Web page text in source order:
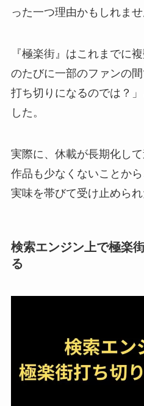
った一つ理由かもしれませ
『極楽街』はこれまでに
のたびに一部のファンの
打ち切りになるのでは？
した。
実際に、休載が長期化し
作品も少なくないことか
実味を帯びて受け止められ
検索エンジン上で極楽
る